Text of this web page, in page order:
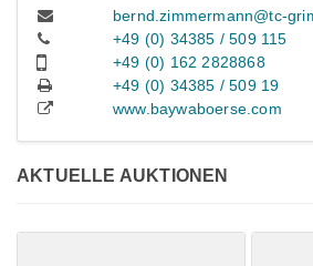
bernd.zimmermann@tc-
+49 (0) 34385 / 509 115
+49 (0) 162 2828868
+49 (0) 34385 / 509 19
www.baywaboerse.com
AKTUELLE AUKTIONEN